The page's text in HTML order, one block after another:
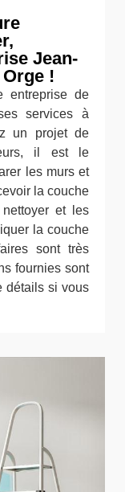
Jean-
!
entreprise de
services à
un projet de
il est le
les murs et
la couche
et les
la couche
sont très
fournies sont
détails si vous